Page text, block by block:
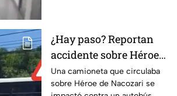
¿Hay paso? Reportan
accidente sobre Héroe
de Nacozari y Vasco de
Gama
Una camioneta que circulaba
sobre Héroe de Nacozari se